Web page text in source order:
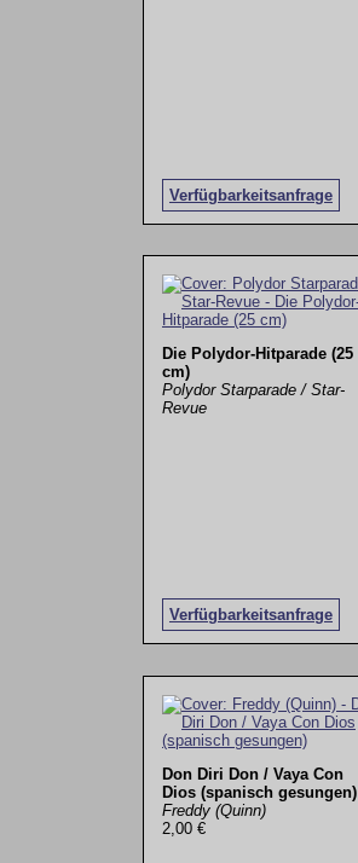
Verfügbarkeitsanfrage
Die Polydor-Hitparade (25
cm)
Polydor Starparade / Star-
Revue
Verfügbarkeitsanfrage
Don Diri Don / Vaya Con
Dios (spanisch gesungen)
Freddy (Quinn)
2,00 €